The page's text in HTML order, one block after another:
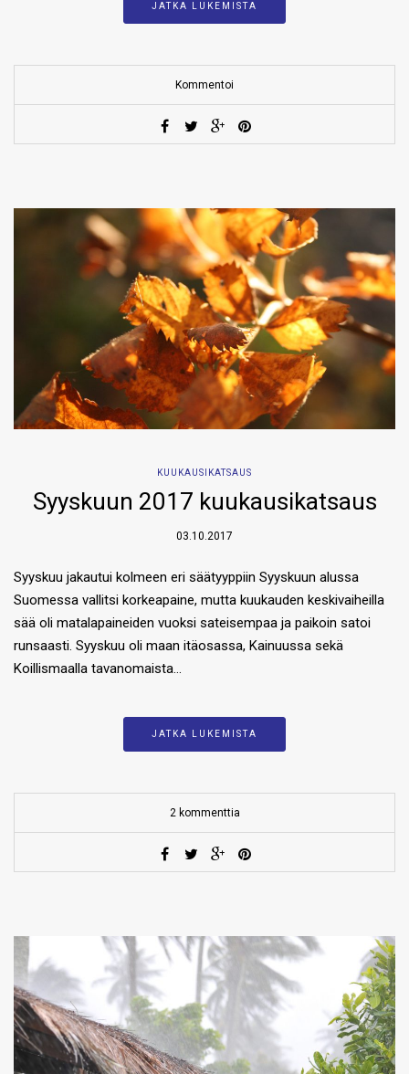
JATKA LUKEMISTA
Kommentoi
KUUKAUSIKATSAUS
Syyskuun 2017 kuukausikatsaus
03.10.2017
Syyskuu jakautui kolmeen eri säätyyppiin Syyskuun alussa
Suomessa vallitsi korkeapaine, mutta kuukauden keskivaiheilla
sää oli matalapaineiden vuoksi sateisempaa ja paikoin satoi
runsaasti. Syyskuu oli maan itäosassa, Kainuussa sekä
Koillismaalla tavanomaista…
JATKA LUKEMISTA
2 kommenttia